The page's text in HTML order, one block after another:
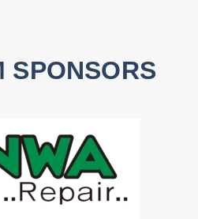
SPONSORS